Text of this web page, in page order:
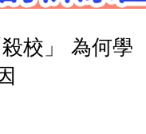
校」 為何學